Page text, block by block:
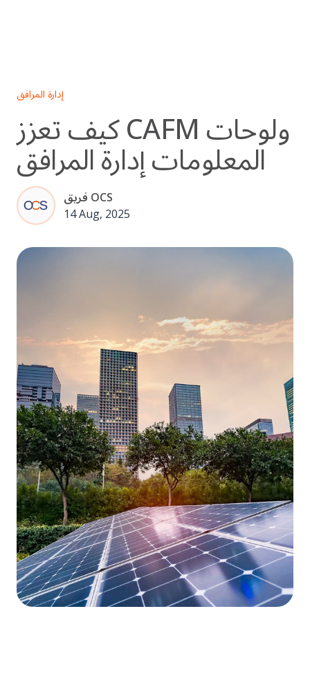
إدارة المرافق
كيف تعزز CAFM ولوحات
المعلومات إدارة المرافق
فريق OCS
14 Aug, 2025